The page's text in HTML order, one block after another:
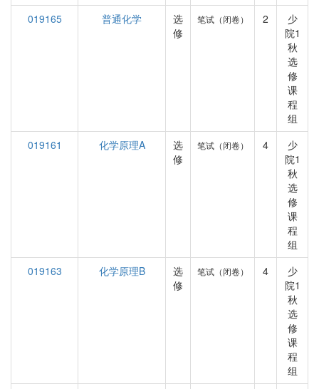
019165
普通化学
选
修
笔试（闭卷） 2
少
院1
秋
选
修
课
程
组
019161
化学原理A
选
修
笔试（闭卷） 4
少
院1
秋
选
修
课
程
组
019163
化学原理B
选
修
笔试（闭卷） 4
少
院1
秋
选
修
课
程
组